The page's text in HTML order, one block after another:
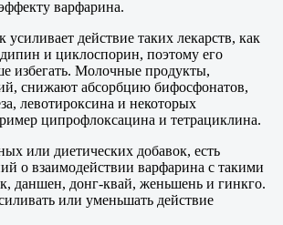
варфарина.
действие таких лекарств, как
и циклоспорин, поэтому его
избегать. Молочные продукты,
снижают абсорбцию бифосфонатов,
левотироксина и некоторых
ципрофлоксацина и тетрациклина.
или диетических добавок, есть
о взаимодействии варфарина с такими
даншен, донг-квай, женьшень и гинкго.
или уменьшать действие